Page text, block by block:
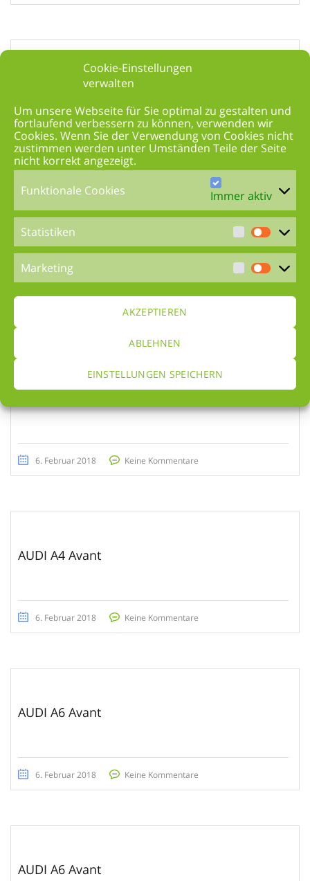
Cookie-Einstellungen
verwalten
Um unsere Webseite für Sie optimal zu gestalten und
fortlaufend verbessern zu können, verwenden wir
Cookies. Wenn Sie der Verwendung von Cookies nicht
zustimmen werden unter Umständen Teile der Seite
nicht korrekt angezeigt.
Funktionale Cookies
Immer aktiv
Statistiken
Marketing
AKZEPTIEREN
ABLEHNEN
EINSTELLUNGEN SPEICHERN
6. Februar 2018 Keine Kommentare
VW T6 Multivan
6. Februar 2018 Keine Kommentare
AUDI A4 Avant
6. Februar 2018 Keine Kommentare
AUDI A6 Avant
6. Februar 2018 Keine Kommentare
AUDI A6 Avant